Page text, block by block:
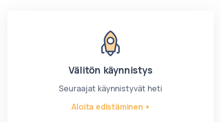
Välitön käynnistys
Seuraajat käynnistyvät heti
Aloita edistäminen